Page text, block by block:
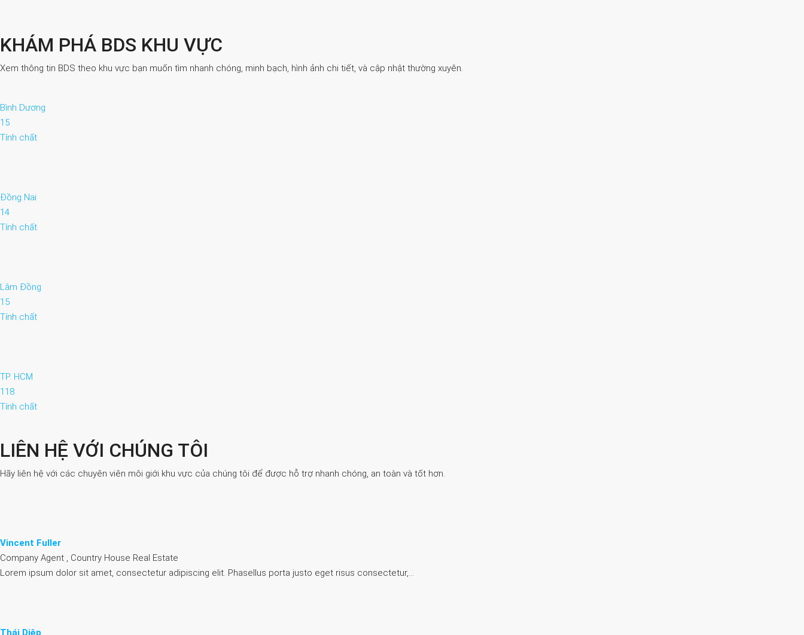
KHÁM PHÁ BDS KHU VỰC
Xem thông tin BDS theo khu vực bạn muốn tìm nhanh chóng, minh bạch, hình ảnh chi tiết, và cập nhật thường xuyên.
Bình Dương
15
Tính chất
Đồng Nai
14
Tính chất
Lâm Đồng
15
Tính chất
TP. HCM
118
Tính chất
LIÊN HỆ VỚI CHÚNG TÔI
Hãy liên hệ với các chuyên viên môi giới khu vực của chúng tôi để được hỗ trợ nhanh chóng, an toàn và tốt hơn.
Vincent Fuller
Company Agent , Country House Real Estate
Lorem ipsum dolor sit amet, consectetur adipiscing elit. Phasellus porta justo eget risus consectetur,…
Thái Diệp